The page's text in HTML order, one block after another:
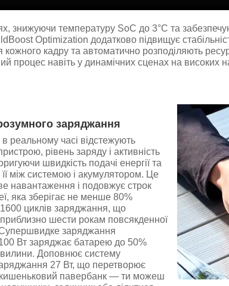
знижуючи температуру SoC до 3°C та
Optimization додатково підвищує
кадру та автоматично розподіляють
процес навіть у динамічних сценах на високих
заряджання
реальному часі відстежують
рівень заряду і активність
швидкість подачі енергії та
між системою і акумулятором. Це
навантаження і подовжує строк
яка зберігає не менше 80%
1600 циклів заряджання, що
шести рокам повсякденної
Супершвидке заряджання
Вт заряджає батарею до 50%
Доповнює систему
27 Вт, що перетворює
павербанк — ти можеш